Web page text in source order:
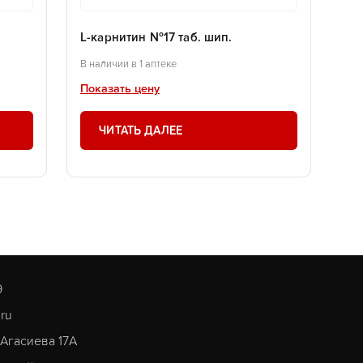
L-карнитин №17 таб. шип.
В наличии в 1 аптеке
Показать цену
ЧИТАТЬ ДАЛЕЕ
17А